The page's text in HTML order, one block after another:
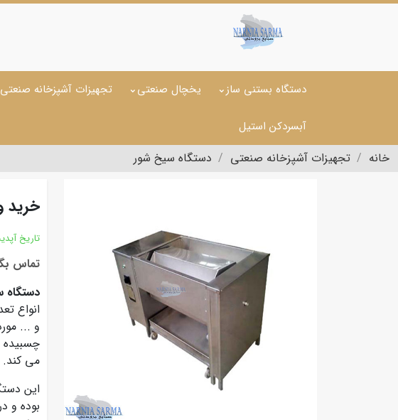
دستگاه بستنی ساز یخچال صنعتی تجهیزات آشپزخانه صنعتی
آبسردکن استیل
خانه تجهیزات آشپزخانه صنعتی دستگاه سیخ شور
خرید
تاریخ
تماس
دستگاه
انواع
و ...
می کند.
بوده و